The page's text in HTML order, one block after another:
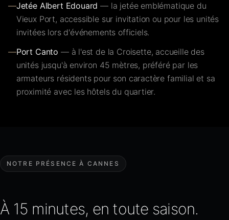
—Jetée Albert Edouard — la jetée emblématique du
Vieux Port, accessible sur invitation ou pour les unités
invitées lors d'événements officiels.
—Port Canto — à l'est de la Croisette, accueille des
unités jusqu'à environ 45 mètres, préféré par les
armateurs résidents pour son caractère familial et sa
proximité avec les hôtels du quartier.
NOTRE PRÉSENCE À CANNES
À 15 minutes, en toute saison.